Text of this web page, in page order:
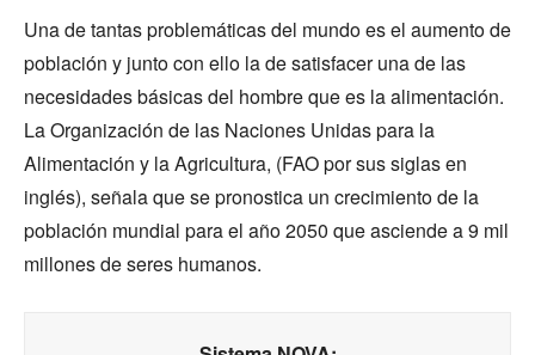
Una de tantas problemáticas del mundo es el aumento de
población y junto con ello la de satisfacer una de las
necesidades básicas del hombre que es la alimentación.
La Organización de las Naciones Unidas para la
Alimentación y la Agricultura, (FAO por sus siglas en
inglés), señala que se pronostica un crecimiento de la
población mundial para el año 2050 que asciende a 9 mil
millones de seres humanos.